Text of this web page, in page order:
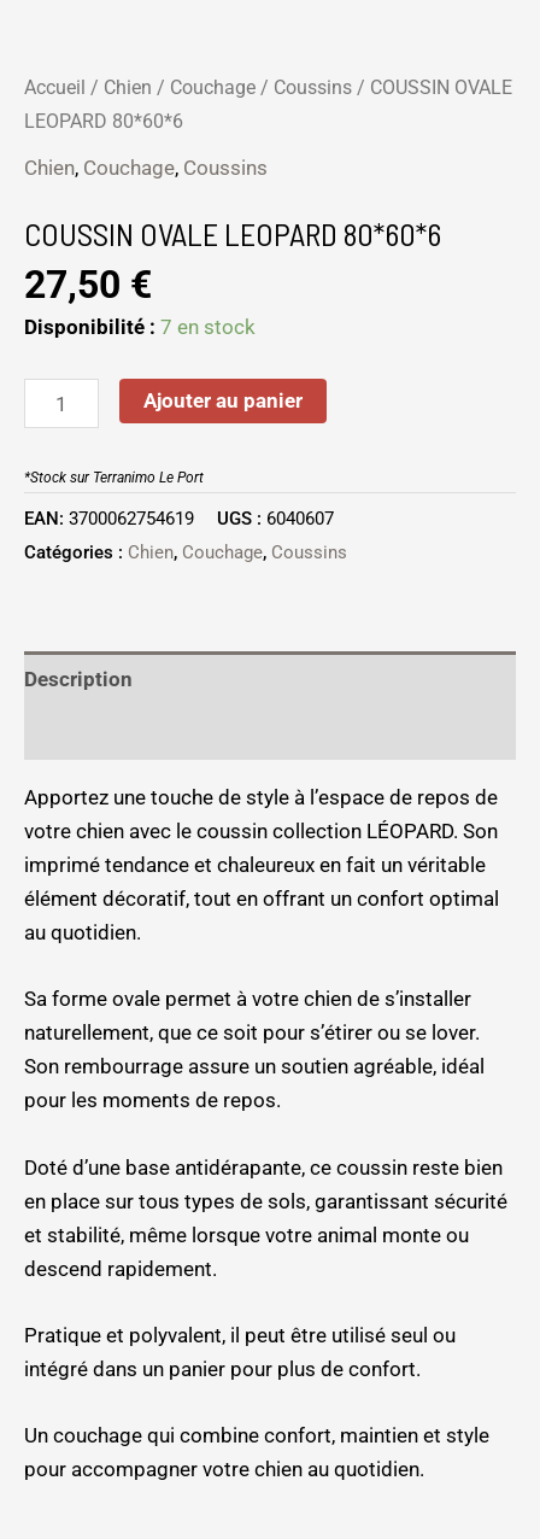
Accueil / Chien / Couchage / Coussins / COUSSIN OVALE
LEOPARD 80*60*6
Chien, Couchage, Coussins
COUSSIN OVALE LEOPARD 80*60*6
27,50 €
Disponibilité : 7 en stock
Ajouter au panier
*Stock sur Terranimo Le Port
EAN: 3700062754619 UGS : 6040607
Catégories : Chien, Couchage, Coussins
Description
Apportez une touche de style à l’espace de repos de
votre chien avec le coussin collection LÉOPARD. Son
imprimé tendance et chaleureux en fait un véritable
élément décoratif, tout en offrant un confort optimal
au quotidien.
Sa forme ovale permet à votre chien de s’installer
naturellement, que ce soit pour s’étirer ou se lover.
Son rembourrage assure un soutien agréable, idéal
pour les moments de repos.
Doté d’une base antidérapante, ce coussin reste bien
en place sur tous types de sols, garantissant sécurité
et stabilité, même lorsque votre animal monte ou
descend rapidement.
Pratique et polyvalent, il peut être utilisé seul ou
intégré dans un panier pour plus de confort.
Un couchage qui combine confort, maintien et style
pour accompagner votre chien au quotidien.